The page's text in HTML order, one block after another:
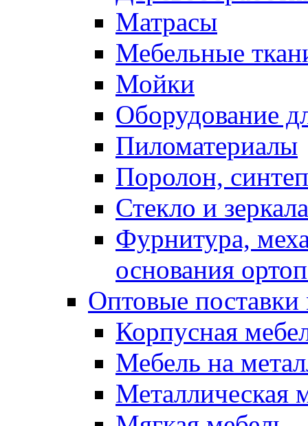
Матрасы
Мебельные
Мойки
Оборудование
Пиломатериалы
Поролон,
Стекло и зеркала
Фурнитура,
основания
Оптовые поставки
Корпусная
Мебель на
Металлическая